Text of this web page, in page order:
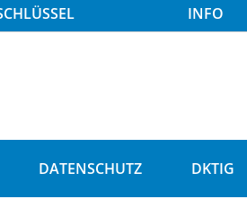
INFO
DATENSCHUTZ DKTIG